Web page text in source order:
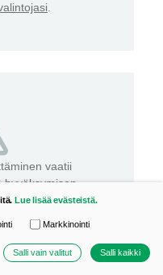
.
vaatii
hyväksymisen.
.
Lue lisää evästeistä.
Markkinointi
Salli vain valitut Salli kaikki